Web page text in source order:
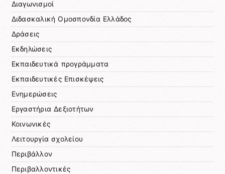
Διαγωνισμοί
Διδασκαλική Ομοσπονδία Ελλάδος
Δράσεις
Εκδηλώσεις
Εκπαιδευτικά προγράμματα
Εκπαιδευτικές Επισκέψεις
Ενημερώσεις
Εργαστήρια Δεξιοτήτων
Κοινωνικές
Λειτουργία σχολείου
Περιβάλλον
Περιβαλλοντικές